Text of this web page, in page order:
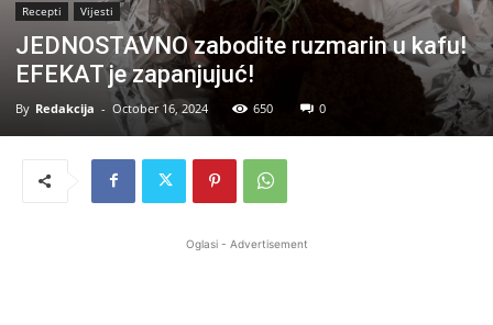
Recepti Vijesti
JEDNOSTAVNO zabodite ruzmarin u kafu!
EFEKAT je zapanjujuć!
By Redakcija - October 16, 2024 650 0
Oglasi - Advertisement